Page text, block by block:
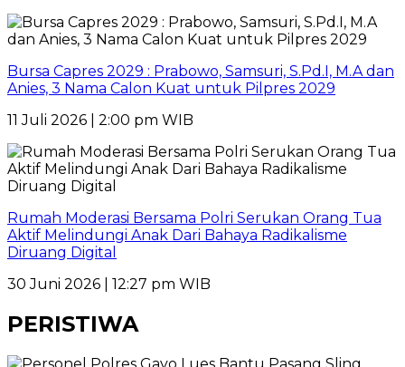
Bursa Capres 2029 : Prabowo, Samsuri, S.Pd.I, M.A dan
Anies, 3 Nama Calon Kuat untuk Pilpres 2029
11 Juli 2026 | 2:00 pm WIB
Rumah Moderasi Bersama Polri Serukan Orang Tua
Aktif Melindungi Anak Dari Bahaya Radikalisme
Diruang Digital
30 Juni 2026 | 12:27 pm WIB
PERISTIWA